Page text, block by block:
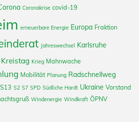
Coronakrise covid-19
erneuerbare Energie Europa Fraktion
Jahreswechsel Karlsruhe
Kreistag Krieg Mahnwache
Mobilität Planung Radschnellweg
S2 S7 SPD Südliche Hardt Ukraine Vorstand
Windenergie Windkraft ÖPNV